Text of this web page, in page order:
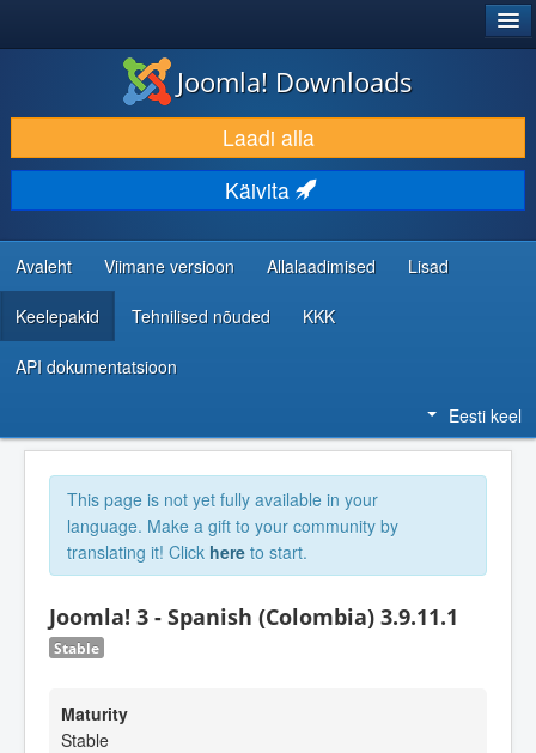
LAADI ALLA JA LAIENDA
AVASTA JA ÕPI
KOGUKOND JA KASUTAJATUGI
RESSURSID ARENDAJATELE
Joomla! Downloads
Laadi alla
Käivita
Avaleht Viimane versioon Allalaadimised Lisad
Keelepakid Tehnilised nõuded KKK
API dokumentatsioon
Eesti keel
This page is not yet fully available in your
language. Make a gift to your community by
translating it! Click here to start.
Joomla! 3 - Spanish (Colombia) 3.9.11.1
Stable
Maturity
Stable